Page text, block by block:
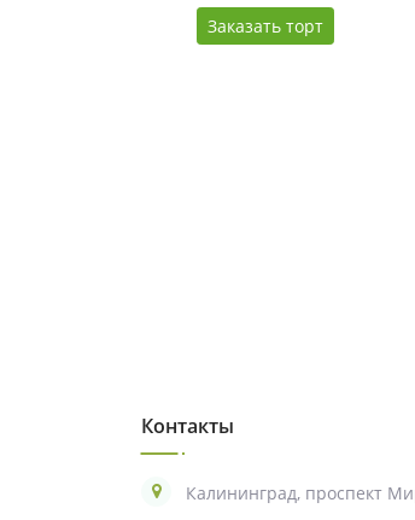
Заказать торт
Контакты
Калининград, проспект